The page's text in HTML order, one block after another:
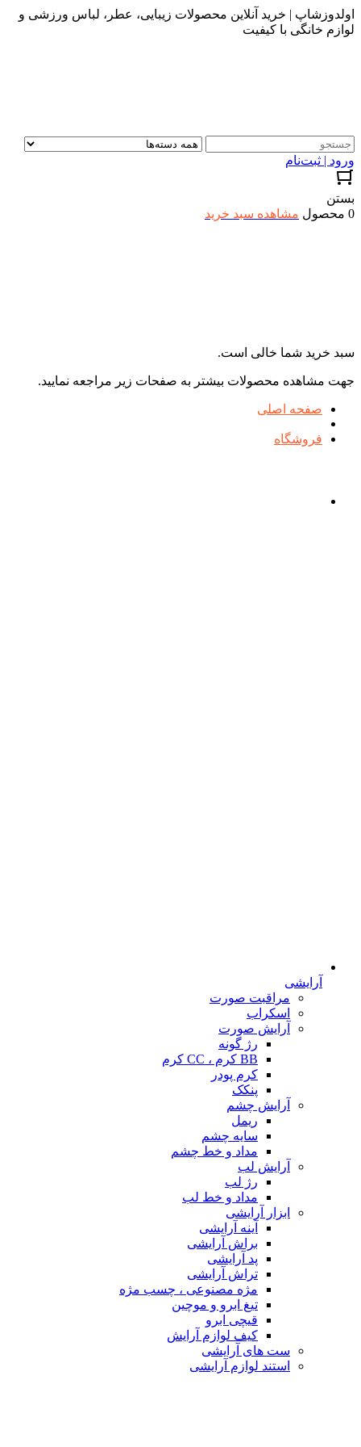
اولدوزشاپ | خرید آنلاین محصولات زیبایی، عطر، لباس ورزشی و
لوازم خانگی با کیفیت
ورود | ثبت‌نام
بستن
0 محصول
مشاهده سبد خرید
سبد خرید شما خالی است.
جهت مشاهده محصولات بیشتر به صفحات زیر مراجعه نمایید.
صفحه اصلی
فروشگاه
آرایشی
مراقبت صورت
اسکراب
آرایش صورت
رژ گونه
BB کرم ، CC کرم
کرم پودر
پنکک
آرایش چشم
ریمل
سایه چشم
مداد و خط چشم
آرایش لب
رژ لب
مداد و خط لب
ابزار آرایشی
آینه آرایشی
براش آرایشی
پد آرایشی
تراش آرایشی
مژه مصنوعی ، چسب مژه
تیغ ابرو و موچین
قیچی ابرو
کیف لوازم آرایش
ست های آرایشی
استند لوازم آرایشی